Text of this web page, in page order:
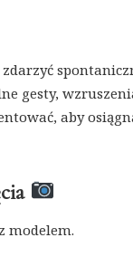
gesty,
aby
modelem.